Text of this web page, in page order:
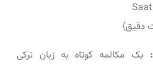
Saat
دقیق)
یک مکالمه کوتاه به زبان ترکی